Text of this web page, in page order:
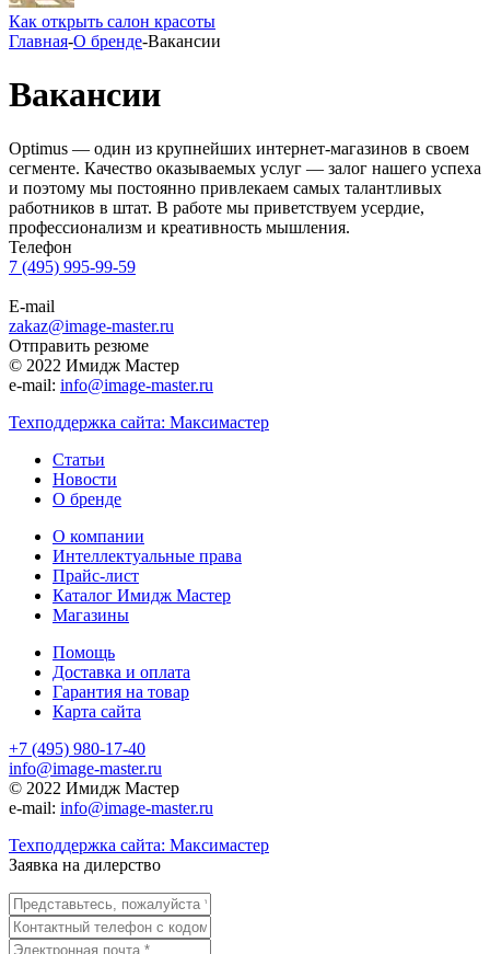
Как открыть салон красоты
Главная-О бренде-Вакансии
Вакансии
Optimus — один из крупнейших интернет-магазинов в своем
сегменте. Качество оказываемых услуг — залог нашего успеха
и поэтому мы постоянно привлекаем самых талантливых
работников в штат. В работе мы приветствуем усердие,
профессионализм и креативность мышления.
Телефон
7 (495) 995-99-59
E-mail
zakaz@image-master.ru
Отправить резюме
© 2022 Имидж Мастер
e-mail: info@image-master.ru
Техподдержка сайта: Максимастер
Статьи
Новости
О бренде
О компании
Интеллектуальные права
Прайс-лист
Каталог Имидж Мастер
Магазины
Помощь
Доставка и оплата
Гарантия на товар
Карта сайта
+7 (495) 980-17-40
info@image-master.ru
© 2022 Имидж Мастер
e-mail: info@image-master.ru
Техподдержка сайта: Максимастер
Заявка на дилерство